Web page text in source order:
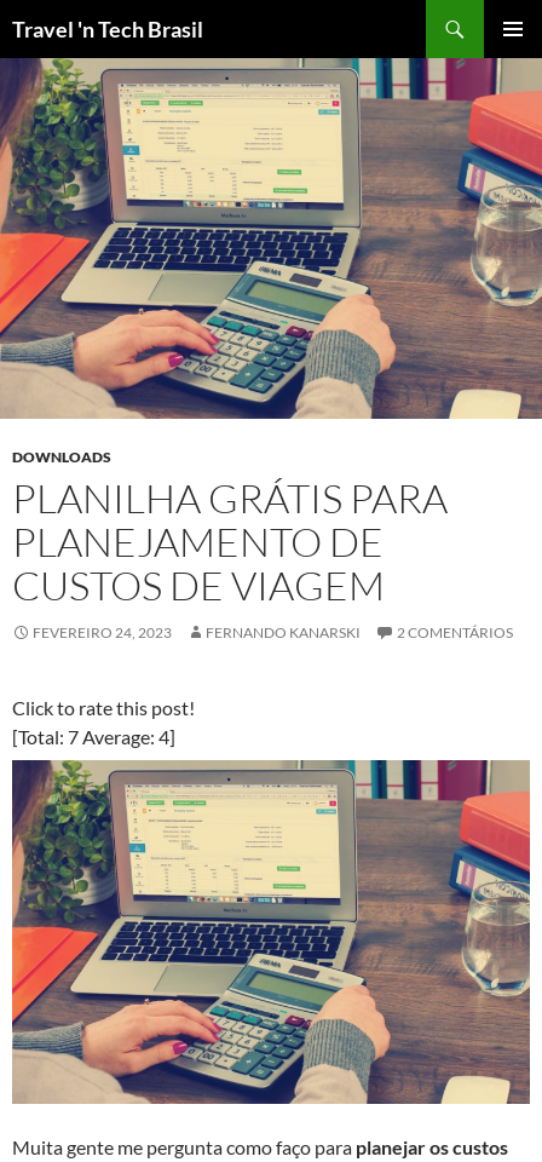
para
conteúdo
Travel 'n Tech Brasil
MENU
DOWNLOADS
PLANILHA GRÁTIS PARA
PLANEJAMENTO DE
CUSTOS DE VIAGEM
FEVEREIRO 24, 2023 FERNANDO KANARSKI 2 COMENTÁRIOS
Click to rate this post!
[Total: 7 Average: 4]
Muita gente me pergunta como faço para planejar os custos